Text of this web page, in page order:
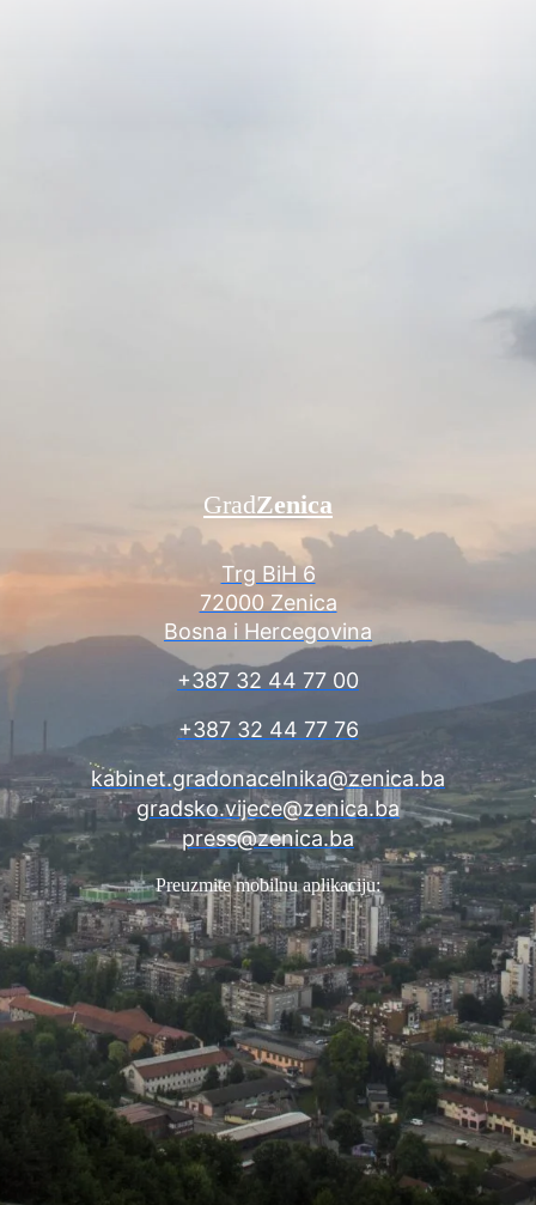
Trg BiH 6
72000 Zenica
Bosna i Hercegovina
+387 32 44 77 00
+387 32 44 77 76
kabinet.gradonacelnika@zenica.ba
gradsko.vijece@zenica.ba
press@zenica.ba
GradZenica
Preuzmite mobilnu aplikaciju: